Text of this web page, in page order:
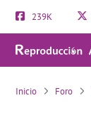
239K
Inicio Foro